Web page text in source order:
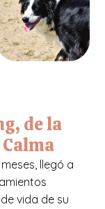
de la
meses, llegó a
de vida de su